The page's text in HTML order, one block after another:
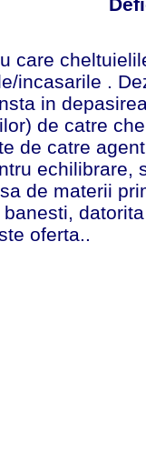
care
incasarile .
in
de catre
de catre
echilibrare,
de materii
banesti,
oferta..